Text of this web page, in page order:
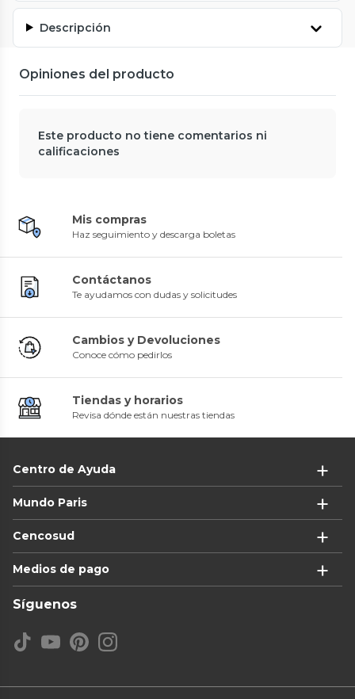
Descripción
Opiniones del producto
Este producto no tiene comentarios ni
calificaciones
Mis compras
Haz seguimiento y descarga boletas
Contáctanos
Te ayudamos con dudas y solicitudes
Cambios y Devoluciones
Conoce cómo pedirlos
Tiendas y horarios
Revisa dónde están nuestras tiendas
Centro de Ayuda
Mundo Paris
Cencosud
Medios de pago
Síguenos